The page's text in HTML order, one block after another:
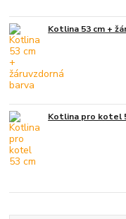
Kotlina 53 cm +
Kotlina pro kotel